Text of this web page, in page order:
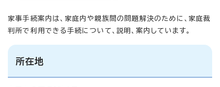
家事手続案内は、家庭内や親族間の問題解決のために、家庭裁
判所で利用できる手続について、説明、案内しています。
所在地